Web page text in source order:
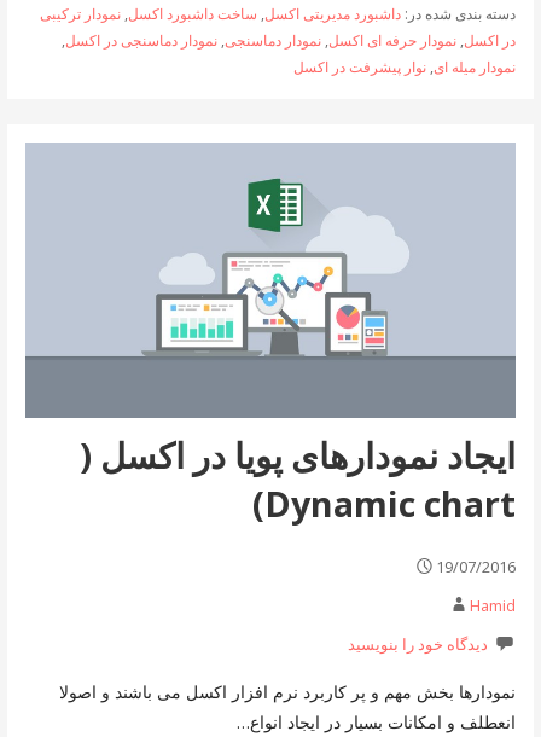
دسته بندی شده در: داشبورد مدیریتی اکسل, ساخت داشبورد اکسل, نمودار ترکیبی
در اکسل, نمودار حرفه ای اکسل, نمودار دماسنجی, نمودار دماسنجی در اکسل,
نمودار میله ای, نوار پیشرفت در اکسل
ایجاد نمودارهای پویا در اکسل (
Dynamic chart)
19/07/2016
Hamid
دیدگاه خود را بنویسید
نمودارها بخش مهم و پر کاربرد نرم افزار اکسل می باشند و اصولا
انعطلف و امکانات بسیار در ایجاد انواع…